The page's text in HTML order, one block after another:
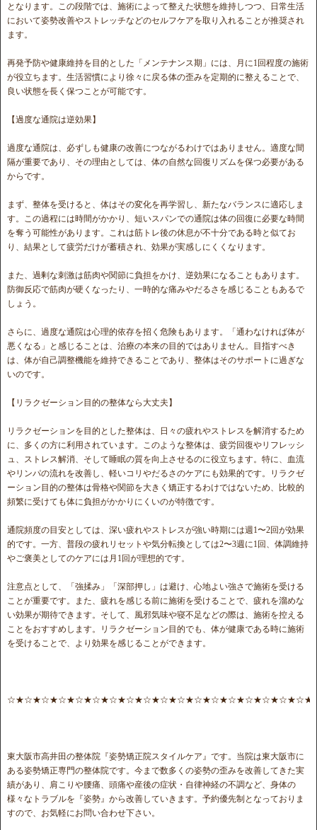
となります。この段階では、施術によって整えた状態を維持しつつ、日常生活
において姿勢改善やストレッチなどのセルフケアを取り入れることが推奨され
ます。
再発予防や健康維持を目的とした「メンテナンス期」には、月に1回程度の施術
が役立ちます。生活習慣により徐々に戻る体の歪みを定期的に整えることで、
良い状態を長く保つことが可能です。
【過度な通院は逆効果】
過度な通院は、必ずしも健康の改善につながるわけではありません。適度な間
隔が重要であり、その理由としては、体の自然な回復リズムを保つ必要がある
からです。
まず、整体を受けると、体はその変化を再学習し、新たなバランスに適応しま
す。この過程には時間がかかり、短いスパンでの通院は体の回復に必要な時間
を奪う可能性があります。これは筋トレ後の休息が不十分である時と似てお
り、結果として疲労だけが蓄積され、効果が実感しにくくなります。
また、過剰な刺激は筋肉や関節に負担をかけ、逆効果になることもあります。
防御反応で筋肉が硬くなったり、一時的な痛みやだるさを感じることもあるで
しょう。
さらに、過度な通院は心理的依存を招く危険もあります。「通わなければ体が
悪くなる」と感じることは、治療の本来の目的ではありません。目指すべき
は、体が自己調整機能を維持できることであり、整体はそのサポートに過ぎな
いのです。
【リラクゼーション目的の整体なら大丈夫】
リラクゼーションを目的とした整体は、日々の疲れやストレスを解消するため
に、多くの方に利用されています。このような整体は、疲労回復やリフレッシ
ュ、ストレス解消、そして睡眠の質を向上させるのに役立ちます。特に、血流
やリンパの流れを改善し、軽いコリやだるさのケアにも効果的です。リラクゼ
ーション目的の整体は骨格や関節を大きく矯正するわけではないため、比較的
頻繁に受けても体に負担がかかりにくいのが特徴です。
通院頻度の目安としては、深い疲れやストレスが強い時期には週1〜2回が効果
的です。一方、普段の疲れリセットや気分転換としては2〜3週に1回、体調維持
やご褒美としてのケアには月1回が理想的です。
注意点として、「強揉み」「深部押し」は避け、心地よい強さで施術を受ける
ことが重要です。また、疲れを感じる前に施術を受けることで、疲れを溜めな
い効果が期待できます。そして、風邪気味や寝不足などの際は、施術を控える
ことをおすすめします。リラクゼーション目的でも、体が健康である時に施術
を受けることで、より効果を感じることができます。
東大阪市高井田の整体院『姿勢矯正院スタイルケア』です。当院は東大阪市に
ある姿勢矯正専門の整体院です。今まで数多くの姿勢の歪みを改善してきた実
績があり、肩こりや腰痛、頭痛や産後の症状・自律神経の不調など、身体の
様々なトラブルを『姿勢』から改善していきます。予約優先制となっておりま
すので、お気軽にお問い合わせ下さい。